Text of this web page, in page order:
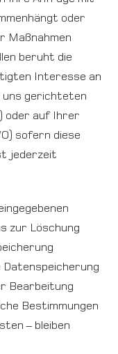
oder
Maßnahmen
beruht die
Interesse an
uns gerichteten
oder auf Ihrer
sofern diese
jederzeit
zur Löschung
Bearbeitung
Bestimmungen
– bleiben